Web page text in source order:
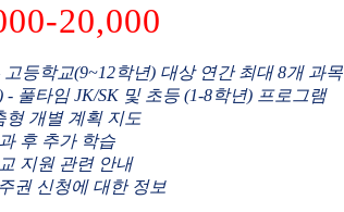
20,000
등학교(9~12학년) 대상 연간 최대 8개 과목
- 풀타임 JK/SK 및 초등 (1-8학년) 프로그램
형 개별 계획 지도
후 추가 학습
지원 관련 안내
권 신청에 대한 정보